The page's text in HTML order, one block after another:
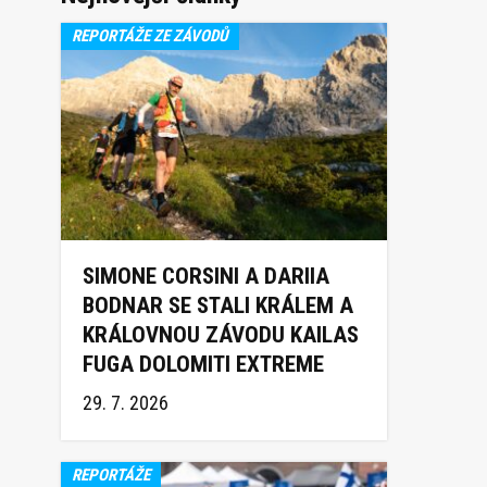
REPORTÁŽE ZE ZÁVODŮ
SIMONE CORSINI A DARIIA
BODNAR SE STALI KRÁLEM A
KRÁLOVNOU ZÁVODU KAILAS
FUGA DOLOMITI EXTREME
TRAIL 2026
29. 7. 2026
REPORTÁŽE